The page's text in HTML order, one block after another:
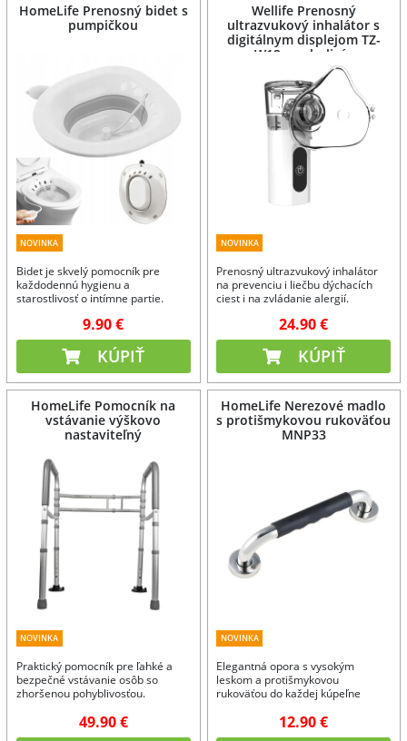
HomeLife Prenosný bidet s
pumpičkou
NOVINKA
Bidet je skvelý pomocník pre
každodennú hygienu a
starostlivosť o intímne partie.
9.90 €
KÚPIŤ
Wellife Prenosný
ultrazvukový inhalátor s
digitálnym displejom TZ-
W12 – nebulizér
NOVINKA
Prenosný ultrazvukový inhalátor
na prevenciu i liečbu dýchacích
ciest i na zvládanie alergií.
24.90 €
KÚPIŤ
HomeLife Pomocník na
vstávanie výškovo
nastaviteľný
NOVINKA
Praktický pomocník pre ľahké a
bezpečné vstávanie osôb so
zhoršenou pohyblivosťou.
49.90 €
HomeLife Nerezové madlo
s protišmykovou rukoväťou
MNP33
NOVINKA
Elegantná opora s vysokým
leskom a protišmykovou
rukoväťou do každej kúpeľne
12.90 €